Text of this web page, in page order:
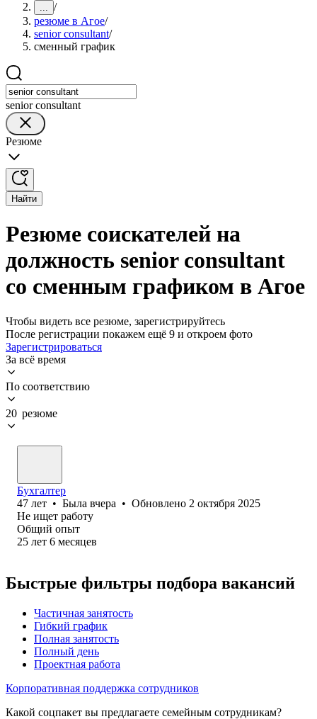
... /
резюме в Агое/
senior consultant/
сменный график
senior consultant
Резюме
Найти
Резюме соискателей на
должность senior consultant
со сменным графиком в Агое
Чтобы видеть все резюме, зарегистрируйтесь
После регистрации покажем ещё 9 и откроем фото
Зарегистрироваться
За всё время
По соответствию
20 резюме
Бухгалтер
47 лет • Была вчера • Обновлено 2 октября 2025
Не ищет работу
Общий опыт
25 лет 6 месяцев
Быстрые фильтры подбора вакансий
Частичная занятость
Гибкий график
Полная занятость
Полный день
Проектная работа
Корпоративная поддержка сотрудников
Какой соцпакет вы предлагаете семейным сотрудникам?